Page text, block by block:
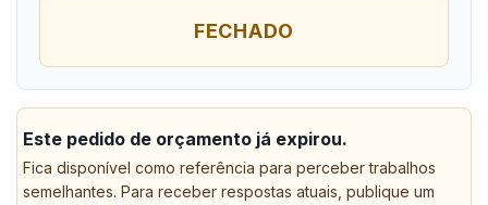
FECHADO
Este pedido de orçamento já expirou.
Fica disponível como referência para perceber trabalhos
semelhantes. Para receber respostas atuais, publique um